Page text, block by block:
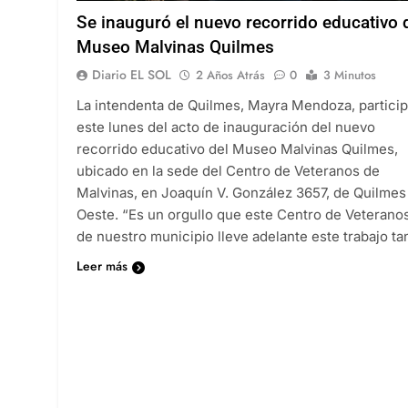
Se inauguró el nuevo recorrido educativo
Museo Malvinas Quilmes
Diario EL SOL 2 Años Atrás 0
3 Minutos
La intendenta de Quilmes, Mayra Mendoza,
este lunes del acto de inauguración del nuevo
recorrido educativo del Museo Malvinas Quilmes,
ubicado en la sede del Centro de Veteranos de
Malvinas, en Joaquín V. González 3657, de Quilmes
Oeste. “Es un orgullo que este Centro de
de nuestro municipio lleve adelante este trabajo
Leer más